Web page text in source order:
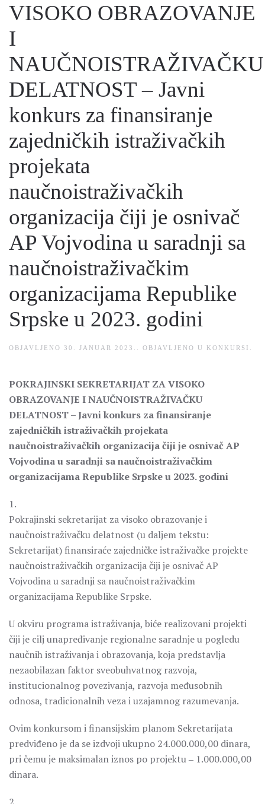
VISOKO OBRAZOVANJE
I
NAUČNOISTRAŽIVAČKU
DELATNOST – Javni
konkurs za finansiranje
zajedničkih istraživačkih
projekata
naučnoistraživačkih
organizacija čiji je osnivač
AP Vojvodina u saradnji sa
naučnoistraživačkim
organizacijama Republike
Srpske u 2023. godini
OBJAVLJENO 30. JANUAR 2023. . OBJAVLJENO U KONKURSI
POKRAJINSKI SEKRETARIJAT ZA VISOKO
OBRAZOVANJE I NAUČNOISTRAŽIVAČKU
DELATNOST – Javni konkurs za finansiranje
zajedničkih istraživačkih projekata
naučnoistraživačkih organizacija čiji je osnivač AP
Vojvodina u saradnji sa naučnoistraživačkim
organizacijama Republike Srpske u 2023. godini
1.
Pokrajinski sekretarijat za visoko obrazovanje i
naučnoistraživačku delatnost (u daljem tekstu:
Sekretarijat) finansiraće zajedničke istraživačke projekte
naučnoistraživačkih organizacija čiji je osnivač AP
Vojvodina u saradnji sa naučnoistraživačkim
organizacijama Republike Srpske.
U okviru programa istraživanja, biće realizovani projekti
čiji je cilj unapređivanje regionalne saradnje u pogledu
naučnih istraživanja i obrazovanja, koja predstavlja
nezaobilazan faktor sveobuhvatnog razvoja,
institucionalnog povezivanja, razvoja međusobnih
odnosa, tradicionalnih veza i uzajamnog razumevanja.
Ovim konkursom i finansijskim planom Sekretarijata
predviđeno je da se izdvoji ukupno 24.000.000,00 dinara,
pri čemu je maksimalan iznos po projektu ‒ 1.000.000,00
dinara.